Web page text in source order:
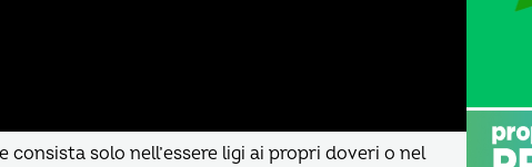
consista solo nell’essere ligi ai propri doveri o nel